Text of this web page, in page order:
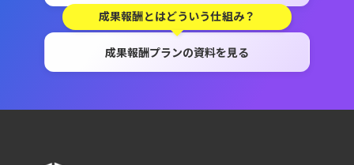
成果報酬とはどういう仕組み？
成果報酬プランの資料を見る